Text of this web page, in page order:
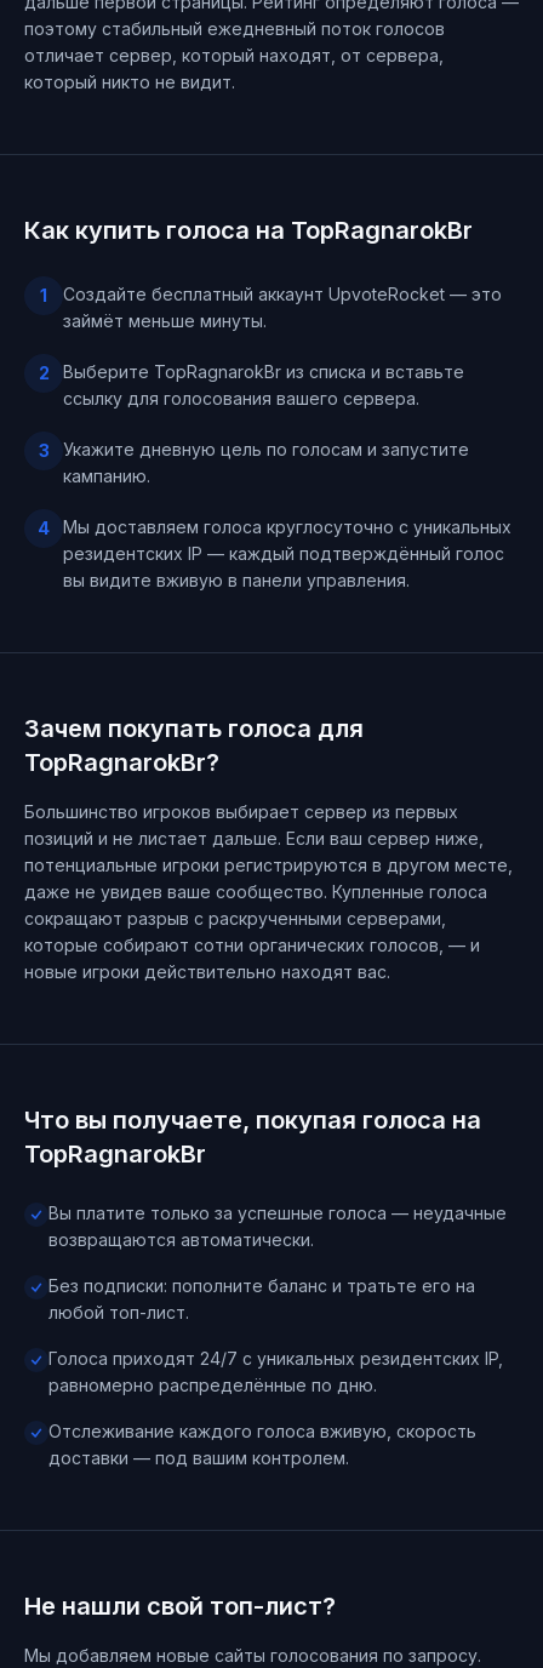
поэтому стабильный ежедневный поток голосов
отличает сервер, который находят, от сервера,
который никто не видит.
Как купить голоса на TopRagnarokBr
1
Создайте бесплатный аккаунт UpvoteRocket — это
займёт меньше минуты.
2
Выберите TopRagnarokBr из списка и вставьте
ссылку для голосования вашего сервера.
3
Укажите дневную цель по голосам и запустите
кампанию.
4
Мы доставляем голоса круглосуточно с уникальных
резидентских IP — каждый подтверждённый голос
вы видите вживую в панели управления.
Зачем покупать голоса для
TopRagnarokBr?
Большинство игроков выбирает сервер из первых
позиций и не листает дальше. Если ваш сервер ниже,
потенциальные игроки регистрируются в другом месте,
даже не увидев ваше сообщество. Купленные голоса
сокращают разрыв с раскрученными серверами,
которые собирают сотни органических голосов, — и
новые игроки действительно находят вас.
Что вы получаете, покупая голоса на
TopRagnarokBr
Вы платите только за успешные голоса — неудачные
возвращаются автоматически.
Без подписки: пополните баланс и тратьте его на
любой топ-лист.
Голоса приходят 24/7 с уникальных резидентских IP,
равномерно распределённые по дню.
Отслеживание каждого голоса вживую, скорость
доставки — под вашим контролем.
Не нашли свой топ-лист?
Мы добавляем новые сайты голосования по запросу.